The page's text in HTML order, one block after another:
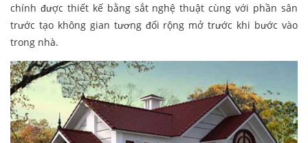
chính được thiết kế bằng sắt nghệ thuật cùng với phần sân
trước tạo không gian tương đối rộng mở trước khi bước vào
trong nhà.